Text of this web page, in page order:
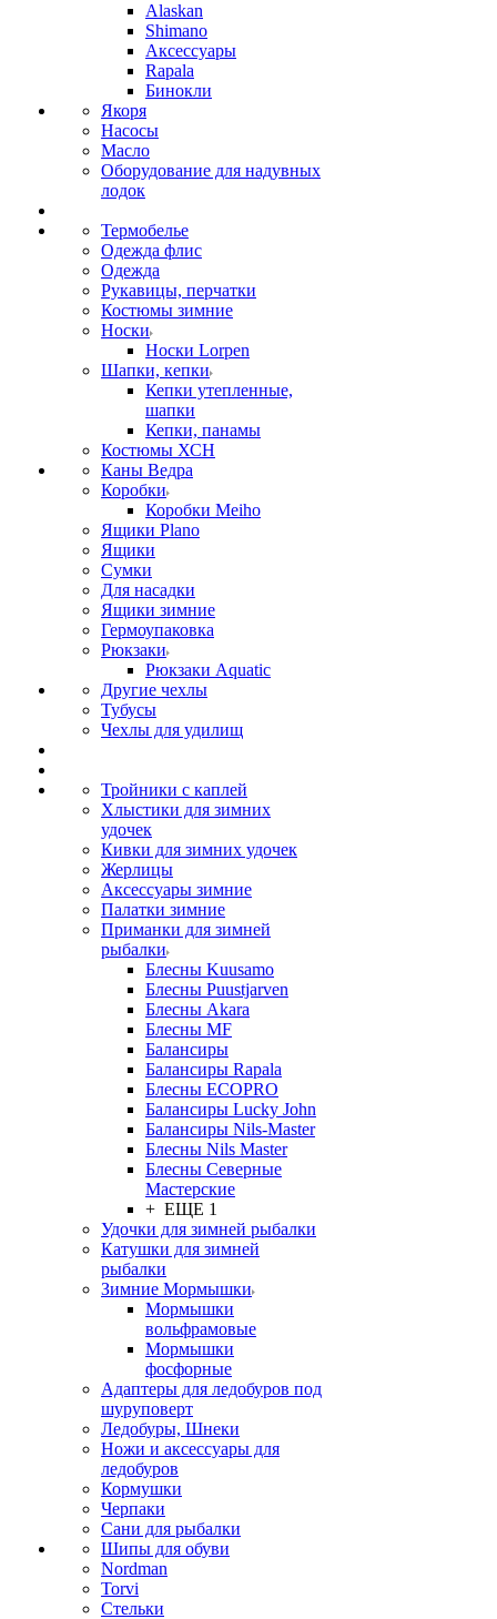
Alaskan
Shimano
Аксессуары
Rapala
Бинокли
Якоря
Насосы
Масло
Оборудование для надувных
лодок
Термобелье
Одежда флис
Одежда
Рукавицы, перчатки
Костюмы зимние
Носки
Носки Lorpen
Шапки, кепки
Кепки утепленные,
шапки
Кепки, панамы
Костюмы ХСН
Каны Ведра
Коробки
Коробки Meiho
Ящики Plano
Ящики
Сумки
Для насадки
Ящики зимние
Гермоупаковка
Рюкзаки
Рюкзаки Aquatic
Другие чехлы
Тубусы
Чехлы для удилищ
Тройники с каплей
Хлыстики для зимних
удочек
Кивки для зимних удочек
Жерлицы
Аксессуары зимние
Палатки зимние
Приманки для зимней
рыбалки
Блесны Kuusamo
Блесны Puustjarven
Блесны Akara
Блесны MF
Балансиры
Балансиры Rapala
Блесны ECOPRO
Балансиры Lucky John
Балансиры Nils-Master
Блесны Nils Master
Блесны Северные
Мастерские
+ ЕЩЕ 1
Удочки для зимней рыбалки
Катушки для зимней
рыбалки
Зимние Мормышки
Мормышки
вольфрамовые
Мормышки
фосфорные
Адаптеры для ледобуров под
шуруповерт
Ледобуры, Шнеки
Ножи и аксессуары для
ледобуров
Кормушки
Черпаки
Сани для рыбалки
Шипы для обуви
Nordman
Torvi
Стельки